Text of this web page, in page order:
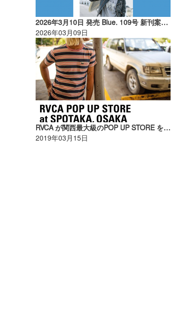
2026年3月10日 発売 Blue. 109号 新刊案内【AD】
2026年03月09日
RVCA が関西最大級のPOP UP STORE を SPOTAKA（心斎橋） にオープン【AD】
2019年03月15日